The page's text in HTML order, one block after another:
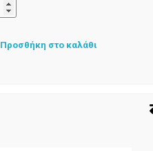
Προσθήκη στο καλάθι